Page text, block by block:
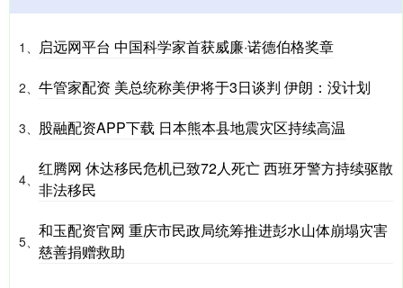
1、 启远网平台 中国科学家首获威廉·诺德伯格奖章
2、 牛管家配资 美总统称美伊将于3日谈判 伊朗：没计划
3、 股融配资APP下载 日本熊本县地震灾区持续高温
4、
红腾网 休达移民危机已致72人死亡 西班牙警方持续驱散
非法移民
5、
和玉配资官网 重庆市民政局统筹推进彭水山体崩塌灾害
慈善捐赠救助